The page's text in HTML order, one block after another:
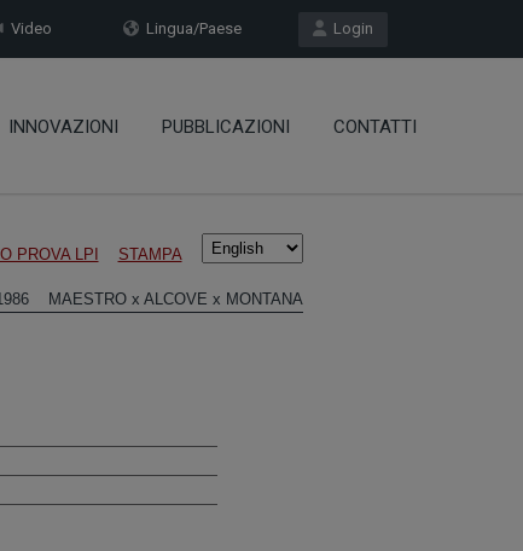
Login
Lingua/Paese
Video
INNOVAZIONI PUBBLICAZIONI CONTATTI